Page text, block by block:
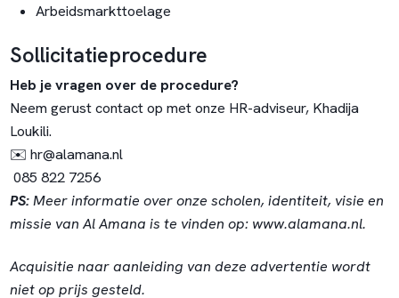
Arbeidsmarkttoelage
Sollicitatieprocedure
Heb je vragen over de procedure?
Neem gerust contact op met onze HR-adviseur, Khadija
Loukili.
✉️ hr@alamana.nl
085 822 7256
PS:Meer informatie over onze scholen, identiteit, visie en
missie van Al Amana is te vinden op: www.alamana.nl.
Acquisitie naar aanleiding van deze advertentie wordt
niet op prijs gesteld.